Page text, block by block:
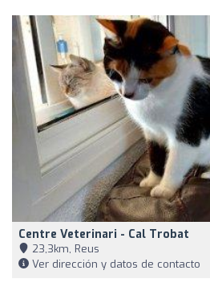
Centre Veterinari - Cal Trobat
23,3km, Reus
Ver dirección y datos de contacto